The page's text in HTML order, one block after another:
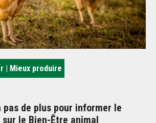
| Mieux produire
pas de plus pour informer le
le Bien-Être animal